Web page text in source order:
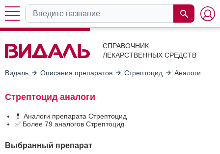
СПРАВОЧНИК
ЛЕКАРСТВЕННЫХ СРЕДСТВ
Видаль Описания препаратов Стрептоцид Аналоги
Стрептоцид аналоги
💊 Аналоги препарата Стрептоцид
✅ Более 79 аналогов Стрептоцид
Выбранный препарат